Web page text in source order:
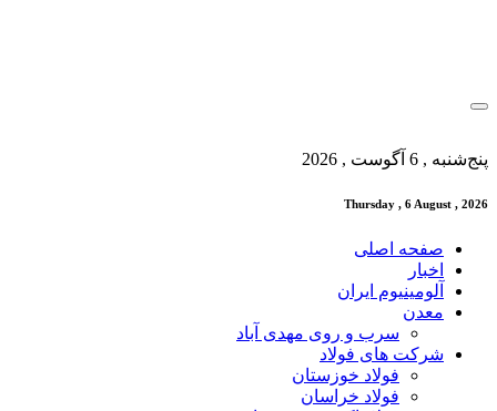
پنج‌شنبه , 6 آگوست , 2026
Thursday , 6 August , 2026
صفحه اصلی
اخبار
آلومینیوم ایران
معدن
سرب و روی مهدی آباد
شرکت های فولاد
فولاد خوزستان
فولاد خراسان